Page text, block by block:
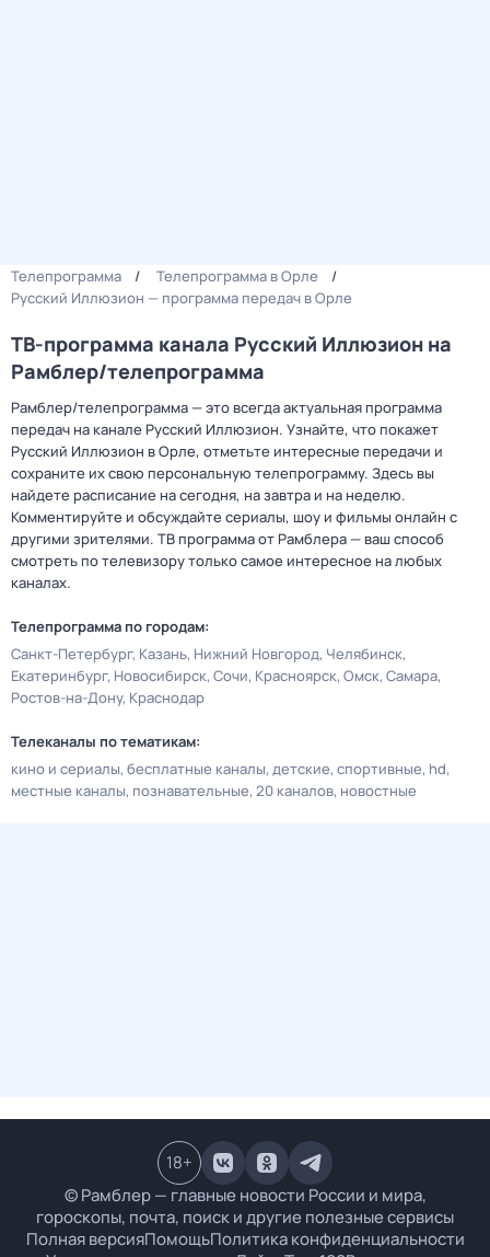
Телепрограмма
Телепрограмма в Орле
Русский Иллюзион — программа передач в Орле
ТВ-программа канала Русский Иллюзион на
Рамблер/телепрограмма
Рамблер/телепрограмма — это всегда актуальная программа
передач на канале Русский Иллюзион. Узнайте, что покажет
Русский Иллюзион в Орле, отметьте интересные передачи и
сохраните их свою персональную телепрограмму. Здесь вы
найдете расписание на сегодня, на завтра и на неделю.
Комментируйте и обсуждайте сериалы, шоу и фильмы онлайн с
другими зрителями. ТВ программа от Рамблера — ваш способ
смотреть по телевизору только самое интересное на любых
каналах.
Телепрограмма по городам:
Санкт-Петербург Казань Нижний Новгород Челябинск
Екатеринбург Новосибирск Сочи Красноярск Омск Самара
Ростов-на-Дону Краснодар
Телеканалы по тематикам:
кино и сериалы бесплатные каналы детские спортивные hd
местные каналы познавательные 20 каналов новостные
© Рамблер — главные новости России и мира,
гороскопы, почта, поиск и другие полезные сервисы
Полная версияПомощьПолитика конфиденциальности
18+